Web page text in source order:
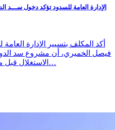
الإدارة العامة للسدود تؤكد دخول ســـد
أكد المكلف بتسيير الإدارة
فيصل الخميري، أن مشروع سد
الاستغلال قبل موفى سنة 2026، بما سيمكن من…